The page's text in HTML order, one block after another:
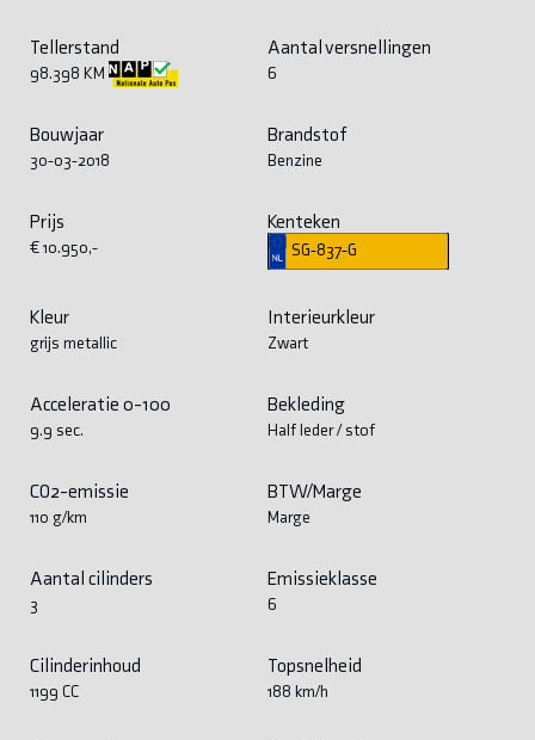
Tellerstand
98.398 KM
Aantal versnellingen
6
Bouwjaar
30-03-2018
Brandstof
Benzine
Prijs
€ 10.950,-
Kenteken
SG-837-G
Kleur
grijs metallic
Interieurkleur
Zwart
Acceleratie 0-100
9.9 sec.
Bekleding
Half leder / stof
CO2-emissie
110 g/km
BTW/Marge
Marge
Aantal cilinders
3
Emissieklasse
6
Cilinderinhoud
1199 CC
Topsnelheid
188 km/h